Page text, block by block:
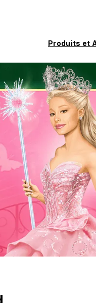
Produits et